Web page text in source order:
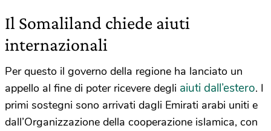
Il Somaliland chiede aiuti
internazionali
Per questo il governo della regione ha lanciato un
appello al fine di poter ricevere degli aiuti dall’estero. I
primi sostegni sono arrivati dagli Emirati arabi uniti e
dall’Organizzazione della cooperazione islamica, con